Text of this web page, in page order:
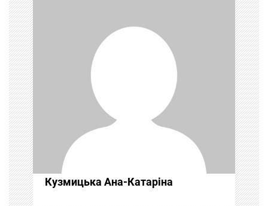
ц
і
я
з
а
п
и
с
Кузмицька Ана-Катаріна